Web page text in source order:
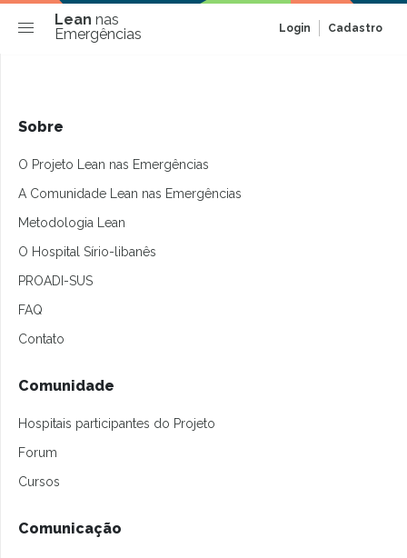
Lean nas
Emergências
Login Cadastro
Sobre
O Projeto Lean nas Emergências
A Comunidade Lean nas Emergências
Metodologia Lean
O Hospital Sírio-libanês
PROADI-SUS
FAQ
Contato
Comunidade
Hospitais participantes do Projeto
Forum
Cursos
Comunicação